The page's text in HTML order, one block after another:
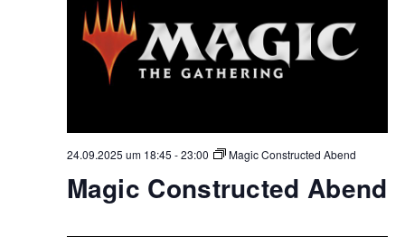
24.09.2025 um 18:45 -23:00 Magic Constructed Abend
Magic Constructed Abend